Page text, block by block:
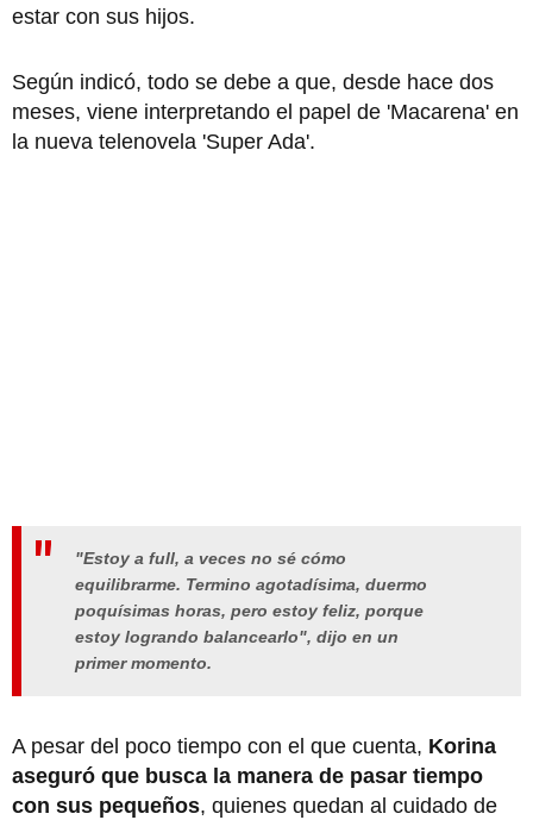
estar con sus hijos.
Según indicó, todo se debe a que, desde hace dos
meses, viene interpretando el papel de 'Macarena' en
la nueva telenovela 'Super Ada'.
"Estoy a full, a veces no sé cómo
equilibrarme. Termino agotadísima, duermo
poquísimas horas, pero estoy feliz, porque
estoy logrando balancearlo", dijo en un
primer momento.
A pesar del poco tiempo con el que cuenta, Korina
aseguró que busca la manera de pasar tiempo
con sus pequeños, quienes quedan al cuidado de